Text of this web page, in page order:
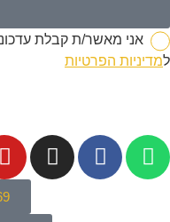
אני מאשר/ת קבלת
למדיניות הפרטיות